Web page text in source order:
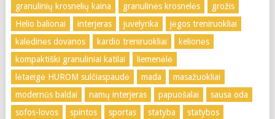
granulinių krosnelių kaina
granulinės krosnelės
grožis
Helio balionai
interjeras juvelyrika
jėgos treniruokliai
kalėdinės dovanos
kardio treniruokliai
kelionės
kompaktiški granuliniai katilai
liemenėlė
lėtaeigė HUROM sulčiaspaudė
mada
masažuokliai
modernūs baldai
namų interjeras papuošalai
sausa oda
sofos-lovos
spintos sportas statyba
statybos